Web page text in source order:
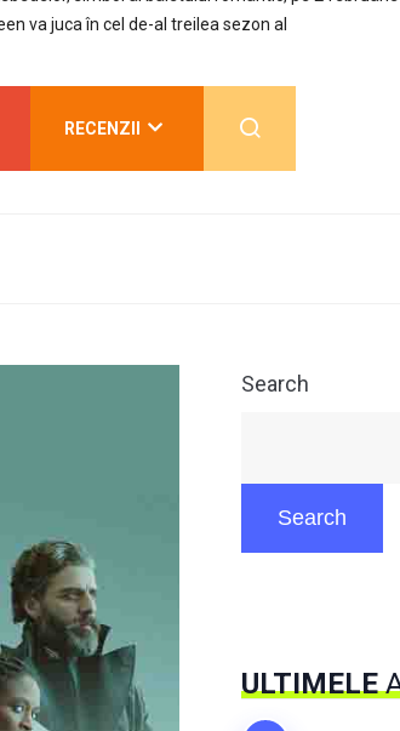
va juca în cel de-al treilea sezon al
RECENZII
Search
Search
ULTIMELE